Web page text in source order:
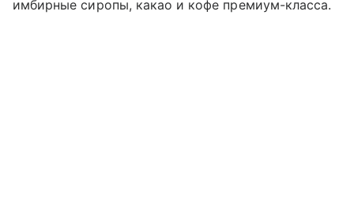
имбирные сиропы, какао и кофе премиум-класса.